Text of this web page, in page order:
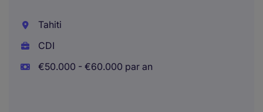
Tahiti
CDI
€50.000 - €60.000 par an